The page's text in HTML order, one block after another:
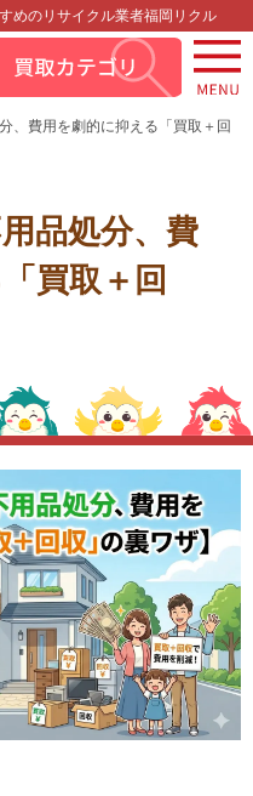
めのリサイクル業者福岡リクル
、費用を劇的に抑える「買取＋回
品処分、費
買取＋回